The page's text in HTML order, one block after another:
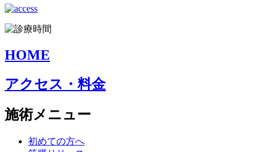
HOME
アクセス・料金
施術メニュー
初めての方へ